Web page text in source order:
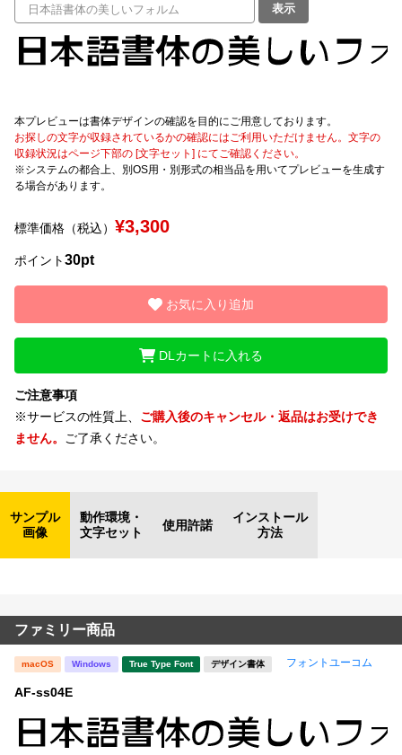
〜
表示
本プレビューは書体デザインの確認を目的にご用意しております。
お探しの文字が収録されているかの確認にはご利用いただけません。文字の
収録状況はページ下部の [文字セット] にてご確認ください。
※システムの都合上、別OS用・別形式の相当品を用いてプレビューを生成す
る場合があります。
標準価格（税込） ¥3,300
ポイント30pt
お気に入り追加
DLカートに入れる
ご注意事項
※サービスの性質上、 ご購入後のキャンセル・返品はお受けでき
ません。
ご了承ください。
サンプル
画像
動作環境・
文字セット
使用許諾
インストール
方法
ファミリー商品
macOS Windows True Type Font デザイン書体 フォントユーコム
AF-ss04E